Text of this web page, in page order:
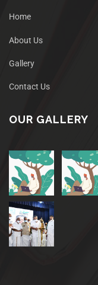
Home
About Us
Gallery
Contact Us
OUR GALLERY